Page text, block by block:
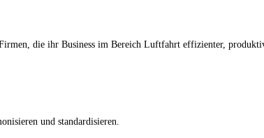
die ihr Business im Bereich Luftfahrt effizienter,
und standardisieren.